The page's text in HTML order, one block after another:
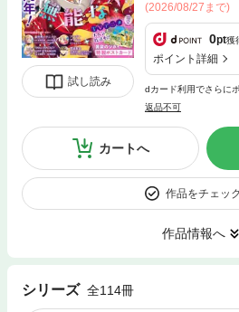
試し読み
(2026/08/27まで)
0pt獲
ポイント詳細
dカード利用でさらに
返品不可
カートへ
作品をチェッ
作品情報へ
シリーズ 全114冊